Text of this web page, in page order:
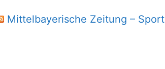
Mittelbayerische Zeitung – Sport